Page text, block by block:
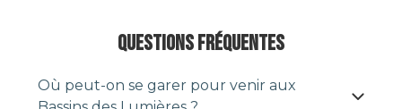
QUESTIONS FRÉQUENTES
Où peut-on se garer pour venir aux